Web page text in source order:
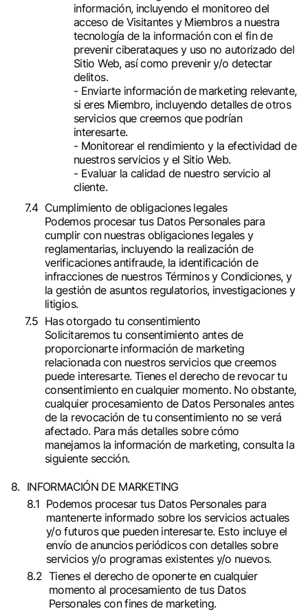
información, incluyendo el monitoreo del
acceso de Visitantes y Miembros a nuestra
tecnología de la información con el fin de
prevenir ciberataques y uso no autorizado del
Sitio Web, así como prevenir y/o detectar
delitos.
- Enviarte información de marketing relevante,
si eres Miembro, incluyendo detalles de otros
servicios que creemos que podrían
interesarte.
- Monitorear el rendimiento y la efectividad de
nuestros servicios y el Sitio Web.
- Evaluar la calidad de nuestro servicio al
cliente.
Cumplimiento de obligaciones legales
Podemos procesar tus Datos Personales para
cumplir con nuestras obligaciones legales y
reglamentarias, incluyendo la realización de
verificaciones antifraude, la identificación de
infracciones de nuestros Términos y Condiciones, y
la gestión de asuntos regulatorios, investigaciones y
litigios.
Has otorgado tu consentimiento
Solicitaremos tu consentimiento antes de
proporcionarte información de marketing
relacionada con nuestros servicios que creemos
puede interesarte. Tienes el derecho de revocar tu
consentimiento en cualquier momento. No obstante,
cualquier procesamiento de Datos Personales antes
de la revocación de tu consentimiento no se verá
afectado. Para más detalles sobre cómo
manejamos la información de marketing, consulta la
siguiente sección.
INFORMACIÓN DE MARKETING
Podemos procesar tus Datos Personales para
mantenerte informado sobre los servicios actuales
y/o futuros que pueden interesarte. Esto incluye el
envío de anuncios periódicos con detalles sobre
servicios y/o programas existentes y/o nuevos.
Tienes el derecho de oponerte en cualquier
momento al procesamiento de tus Datos
Personales con fines de marketing.